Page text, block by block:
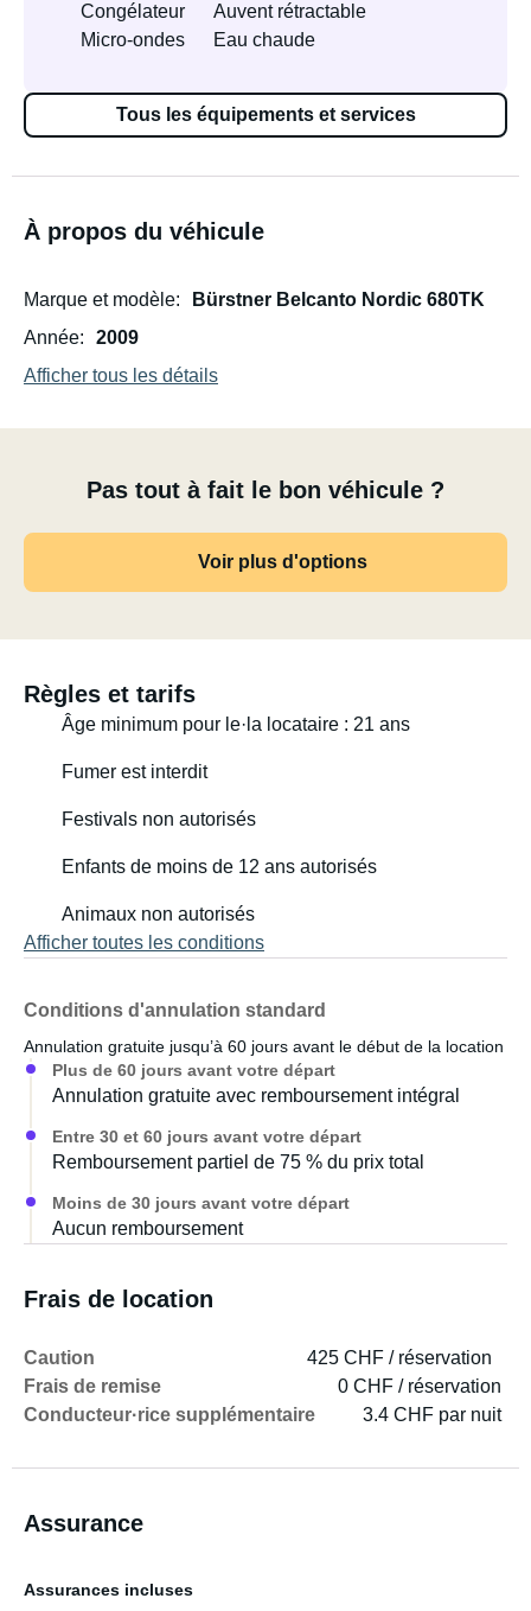
Congélateur
Auvent rétractable
Micro-ondes
Eau chaude
Tous les équipements et services
À propos du véhicule
Marque et modèle
Bürstner Belcanto Nordic 680TK
Année
2009
Afficher tous les détails
Pas tout à fait le bon véhicule ?
Voir plus d'options
Règles et tarifs
Âge minimum pour le·la locataire : 21 ans
Fumer est interdit
Festivals non autorisés
Enfants de moins de 12 ans autorisés
Animaux non autorisés
Afficher toutes les conditions
Conditions d'annulation standard
Annulation gratuite jusqu’à 60 jours avant le début de la location
Plus de 60 jours avant votre départ
Annulation gratuite avec remboursement intégral
Entre 30 et 60 jours avant votre départ
Remboursement partiel de 75 % du prix total
Moins de 30 jours avant votre départ
Aucun remboursement
Frais de location
Caution
425 CHF / réservation
Frais de remise
0 CHF / réservation
Conducteur·rice supplémentaire
3.4 CHF par nuit
Assurance
Assurances incluses